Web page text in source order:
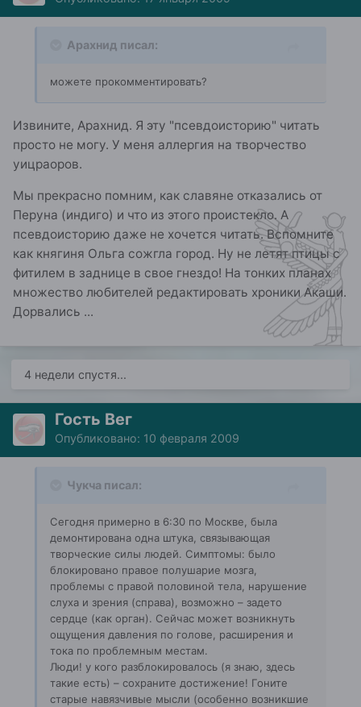
Арахнид писал:
можете прокомментировать?
Извините, Арахнид. Я эту "псевдоисторию" читать
просто не могу. У меня аллергия на творчество
уицраоров.
Мы прекрасно помним, как славяне отказались от
Перуна (индиго) и что из этого проистекло. А
псевдоисторию даже не хочется читать. Вспомните
как княгиня Ольга сожгла город. Ну не летят птицы с
фитилем в заднице в свое гнездо! На тонких планах
множество любителей редактировать хроники Акаши.
Дорвались ...
4 недели спустя...
Гость Вег
Опубликовано: 10 февраля 2009
Чукча писал:
Сегодня примерно в 6:30 по Москве, была
демонтирована одна штука, связывающая
творческие силы людей. Симптомы: было
блокировано правое полушарие мозга,
проблемы с правой половиной тела, нарушение
слуха и зрения (справа), возможно – задето
сердце (как орган). Сейчас может возникнуть
ощущения давления по голове, расширения и
тока по проблемным местам.
Люди! у кого разблокировалось (я знаю, здесь
такие есть) – сохраните достижение! Гоните
старые навязчивые мысли (особенно возникшие